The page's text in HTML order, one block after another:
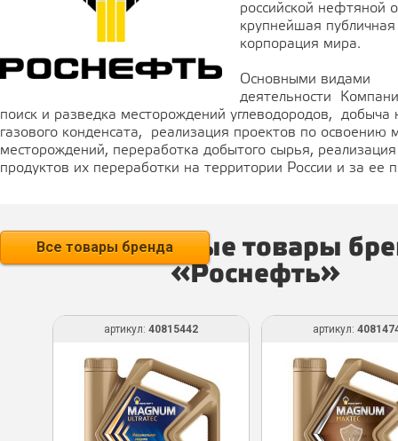
российской нефтяной
крупнейшая
корпорация мира.
Основными видами
деятельности
поиск и разведка месторождений углеводородов, добыча
газового конденсата, реализация проектов по освоению
месторождений, переработка добытого сырья,
продуктов их переработки на территории России и за ее
Популярные товары
«Роснефть»
Все товары бренда
артикул: 40815442 артикул: